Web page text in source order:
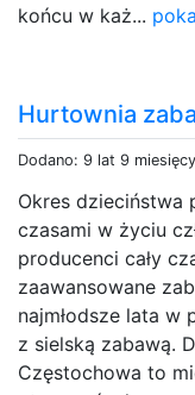
końcu w każ...
Hurtownia
Dodano: 9 lat 9
Okres dzieciństwa
czasami w życiu
producenci cały
zaawansowane
najmłodsze lata w
z sielską zabawą.
Częstochowa to